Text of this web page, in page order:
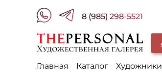
8 (985) 298-5521
Главная Каталог Художники